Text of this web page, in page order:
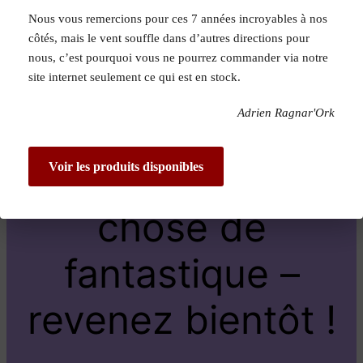
Pardon pour le
dérangement !
Nous travaillons
sur quelque
chose de
fantastique –
revenez bientôt !
Nous vous remercions pour ces 7 années incroyables à nos
côtés, mais le vent souffle dans d’autres directions pour
nous, c’est pourquoi vous ne pourrez commander via notre
site internet seulement ce qui est en stock.
Adrien Ragnar'Ork
Voir les produits disponibles